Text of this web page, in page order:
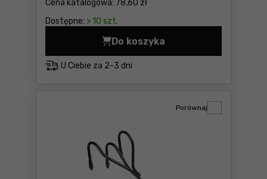
Cena katalogowa: 78,60 zł
Dostępne: > 10 szt.
U Ciebie za 2-3 dni
Do koszyka
Kultywator ERGO Cellfast
Porównaj